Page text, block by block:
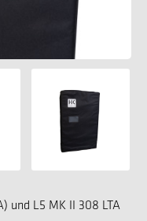
und L5 MK II 308 LTA